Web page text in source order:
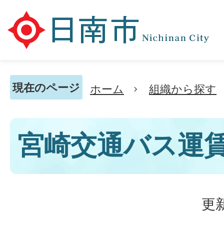
現在のページ ホーム 組織から探す
宮崎交通バス運
更